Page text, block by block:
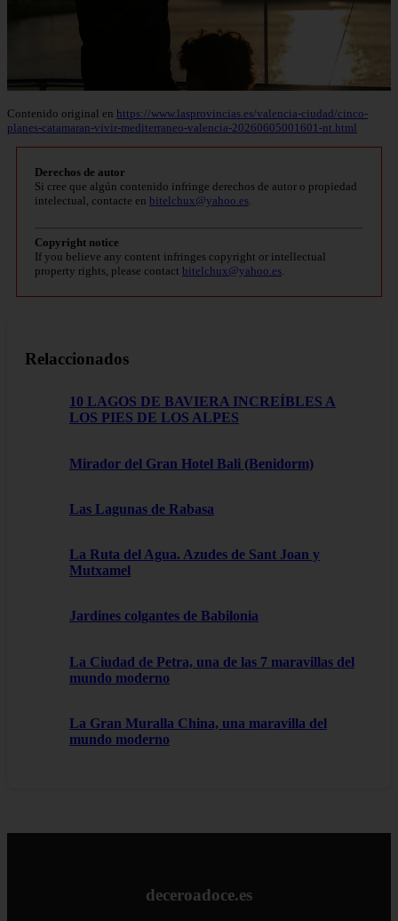
Contenido original en https://www.lasprovincias.es/valencia-ciudad/cinco-
planes-catamaran-vivir-mediterraneo-valencia-20260605001601-nt.html
Derechos de autor
Si cree que algún contenido infringe derechos de autor o propiedad
intelectual, contacte en bitelchux@yahoo.es
Copyright notice
If you believe any content infringes copyright or intellectual
property rights, please contact bitelchux@yahoo.es
Relaccionados
10 LAGOS DE BAVIERA INCREÍBLES A
LOS PIES DE LOS ALPES
Mirador del Gran Hotel Bali (Benidorm)
Las Lagunas de Rabasa
La Ruta del Agua. Azudes de Sant Joan y
Mutxamel
Jardines colgantes de Babilonia
La Ciudad de Petra, una de las 7 maravillas del
mundo moderno
La Gran Muralla China, una maravilla del
mundo moderno
deceroadoce.es